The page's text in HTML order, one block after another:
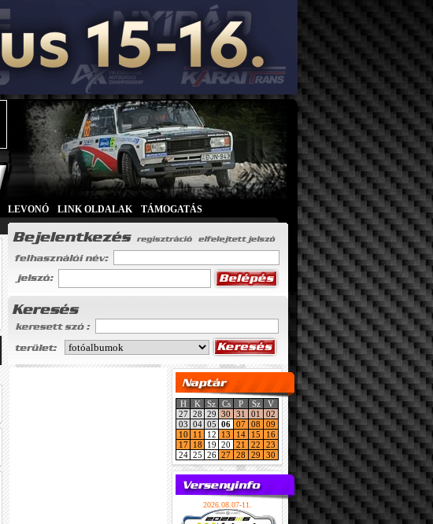
LEVONÓ LINK OLDALAK TÁMOGATÁS
H K Sz Cs P Sz
V
27 28 29 30 31 01
02
03 04 05 06 07 08
09
10
11 12 13 14 15
16
17
18 19 20 21 22
23
24 25 26 27 28 29 30
2026.08.07-11.